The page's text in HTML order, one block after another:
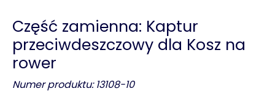
Część zamienna: Kaptur
przeciwdeszczowy dla Kosz na
rower
Numer produktu: 13108-10